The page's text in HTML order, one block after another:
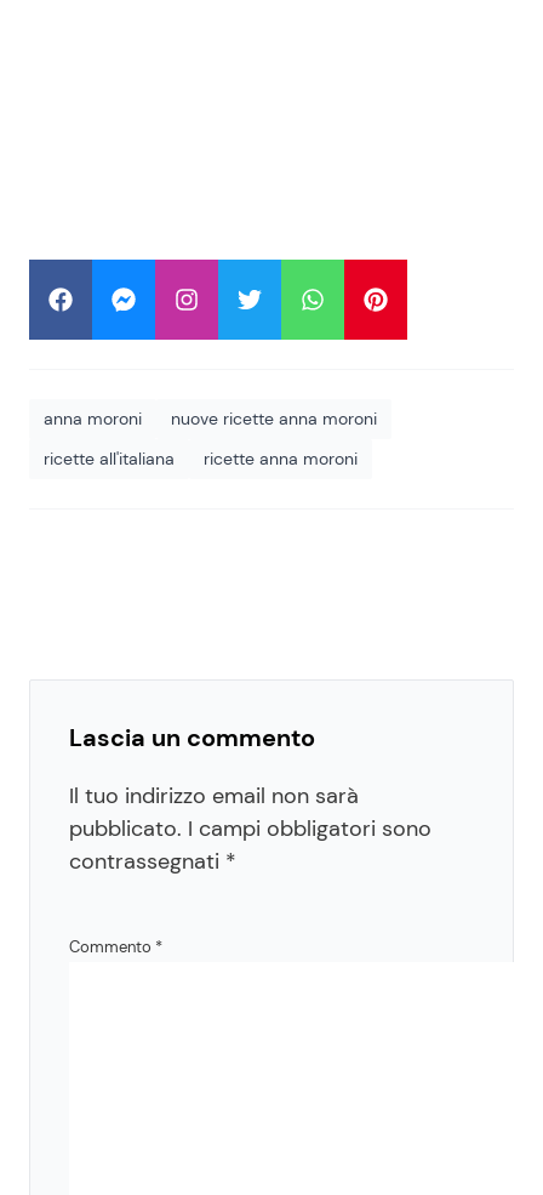
anna moroni
nuove ricette anna moroni
ricette all'italiana
ricette anna moroni
Lascia un commento
Il tuo indirizzo email non sarà
pubblicato. I campi obbligatori sono
contrassegnati *
Commento *